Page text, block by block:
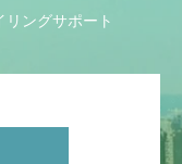
リングサポート